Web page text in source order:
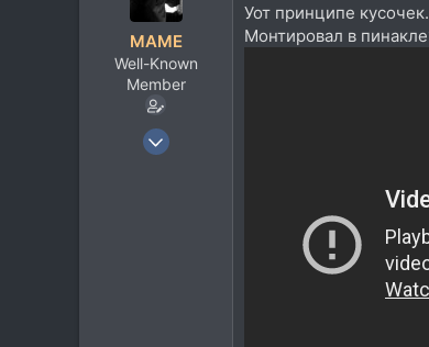
Москва
MAME
Well-Known
Member
5 Ноя 2018
Уот принципе
Монтировал в